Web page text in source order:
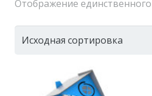
Отображение